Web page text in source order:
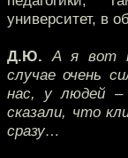
университет, в
Д.Ю. А я вот
случае очень
нас, у людей –
сказали, что
сразу…